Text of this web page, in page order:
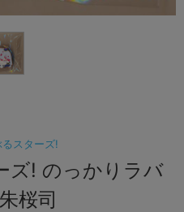
スターズ!
ズ! のっかりラバ
桜司